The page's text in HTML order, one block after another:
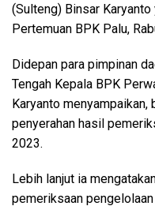
(Sulteng) Binsar
Pertemuan BPK Palu,
Didepan para pimpinan
Tengah Kepala BPK
Karyanto menyampaikan,
penyerahan hasil
2023.
Lebih lanjut ia
pemeriksaan